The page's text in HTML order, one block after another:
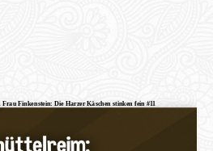
Finkenstein: Die Harzer Käschen stinken fein #11